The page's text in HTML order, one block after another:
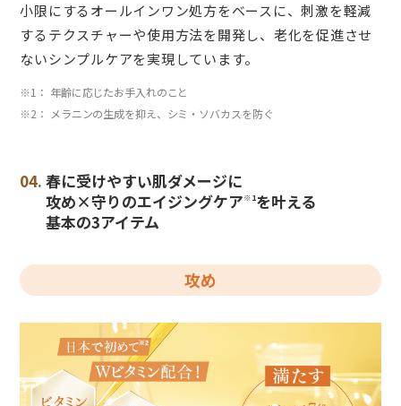
小限にするオールインワン処方をベースに、刺激を軽減
するテクスチャーや使用方法を開発し、老化を促進させ
ないシンプルケアを実現しています。
※1： 年齢に応じたお手入れのこと
※2： メラニンの生成を抑え、シミ・ソバカスを防ぐ
04. 春に受けやすい肌ダメージに
攻め×守りのエイジングケア※1を叶える
基本の3アイテム
攻め